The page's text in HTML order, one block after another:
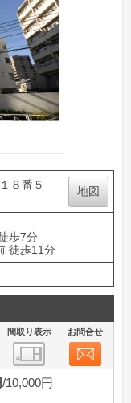
８番５
地図
歩7分
徒歩11分
間取り表示 お問合せ
10,000円